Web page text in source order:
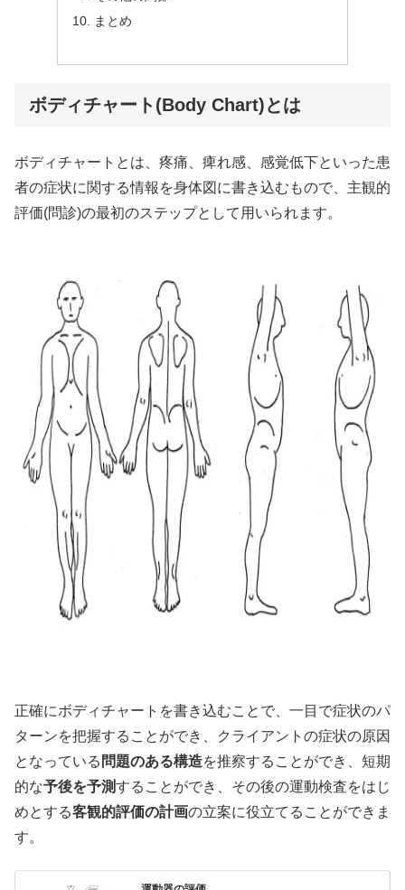
まとめ
ボディチャート(Body Chart)とは
ボディチャートとは、疼痛、痺れ感、感覚低下といった患
者の症状に関する情報を身体図に書き込むもので、主観的
評価(問診)の最初のステップとして用いられます。
正確にボディチャートを書き込むことで、一目で症状のパ
ターンを把握することができ、クライアントの症状の原因
となっている 問題のある構造を推察することができ、短期
的な予後を予測することができ、その後の運動検査をはじ
めとする客観的評価の計画の立案に役立てることができま
す。